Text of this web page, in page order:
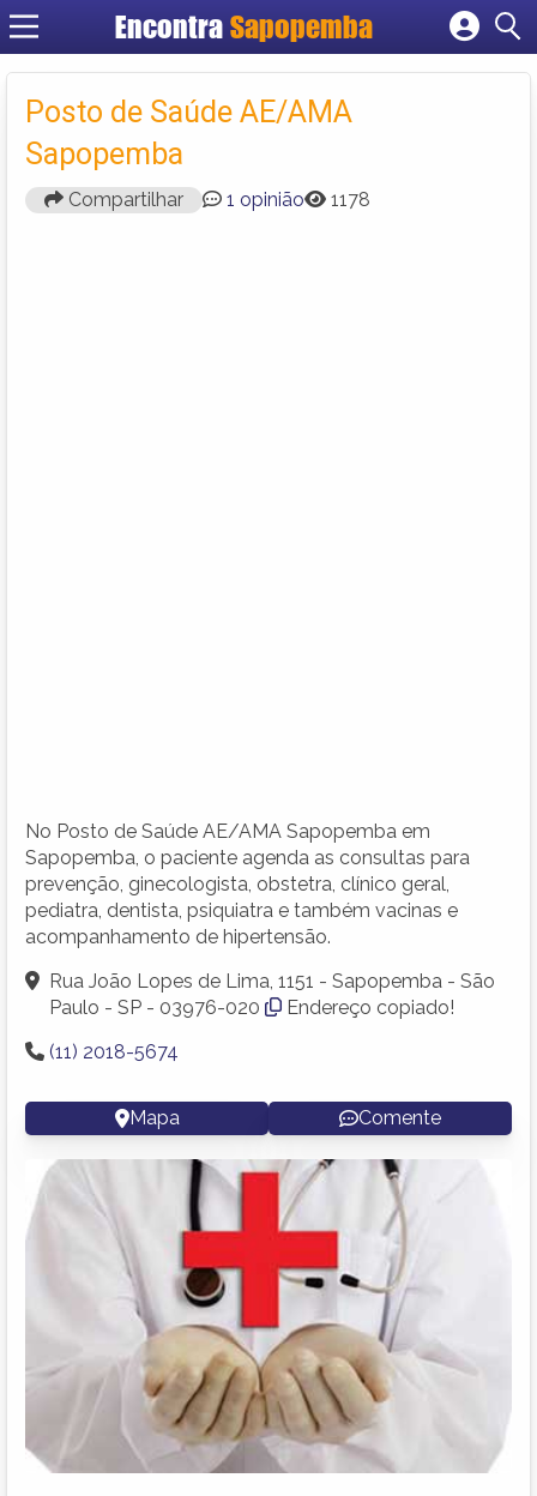
Encontra Sapopemba
Cadastrar empresa
Criar conta
Posto de Saúde AE/AMA
Sapopemba
Compartilhar 1 opinião 1178
No Posto de Saúde AE/AMA Sapopemba em
Sapopemba, o paciente agenda as consultas para
prevenção, ginecologista, obstetra, clínico geral,
pediatra, dentista, psiquiatra e também vacinas e
acompanhamento de hipertensão.
Rua João Lopes de Lima, 1151 - Sapopemba - São
Paulo - SP - 03976-020
Endereço copiado!
(11) 2018-5674
Mapa Comente